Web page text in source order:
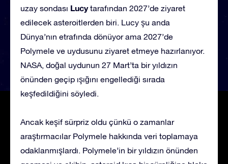
uzay sondası Lucytarafından 2027’de ziyaret
edilecek asteroitlerden biri. Lucy şu anda
Dünya’nın etrafında dönüyor ama 2027’de
Polymele ve uydusunu ziyaret etmeye hazırlanıyor.
NASA, doğal uydunun 27 Mart’ta bir yıldızın
önünden geçip ışığını engellediği sırada
keşfedildiğini söyledi.
Ancak keşif sürpriz oldu çünkü o zamanlar
araştırmacılar Polymele hakkında veri toplamaya
odaklanmışlardı. Polymele’in bir yıldızın önünden